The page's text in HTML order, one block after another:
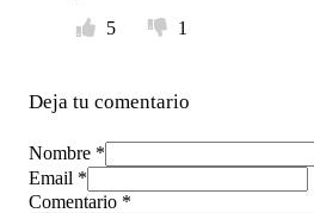
5
1
Deja tu comentario
Nombre *
Email *
Comentario *